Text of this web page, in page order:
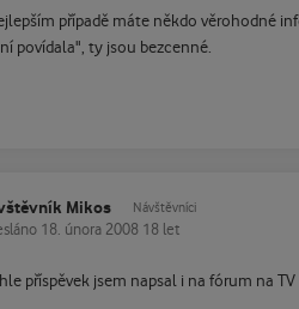
případě máte někdo věrohodné
povídala", ty jsou bezcenné.
Mikos Návštěvníci
18. února 2008 18 let
příspěvek jsem napsal i na fórum na